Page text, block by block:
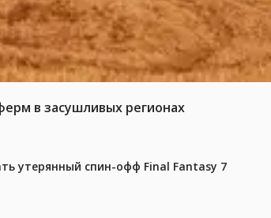
в засушливых регионах
утерянный спин-офф Final Fantasy 7